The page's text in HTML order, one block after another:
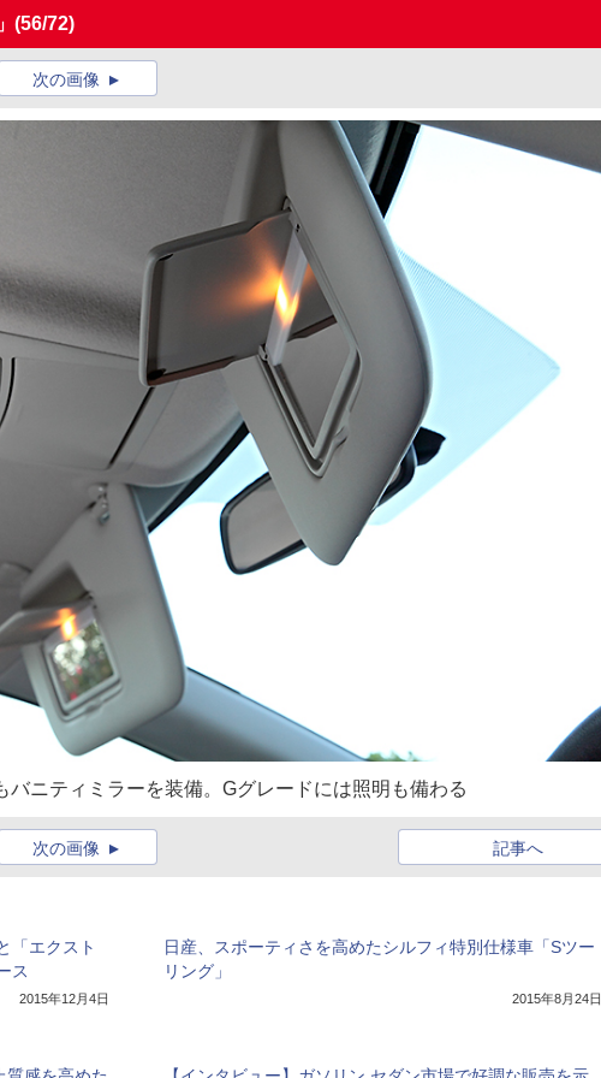
(56/72)
次の画像
ニティミラーを装備。Gグレードには照明も備わる
記事へ
次の画像
「エクスト
ス
2015年12月4日
日産、スポーティさを高めたシルフィ特別仕様車「Sツー
リング」
2015年8月24日